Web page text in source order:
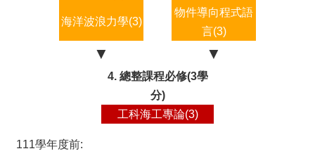
海洋波浪力學(3)
物件導向程式語
言(3)
▼ ▼
4. 總整課程必修(3學
分)
工科海工專論(3)
111學年度前: